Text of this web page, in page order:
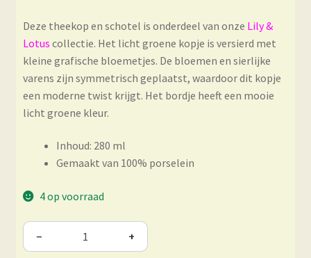
Deze theekop en schotel is onderdeel van onze Lily &
Lotus collectie. Het licht groene kopje is versierd met
kleine grafische bloemetjes. De bloemen en sierlijke
varens zijn symmetrisch geplaatst, waardoor dit kopje
een moderne twist krijgt. Het bordje heeft een mooie
licht groene kleur.
Inhoud: 280 ml
Gemaakt van 100% porselein
4 op voorraad
− +